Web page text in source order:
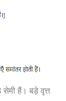
सेमी हैं। बड़े वृत्त